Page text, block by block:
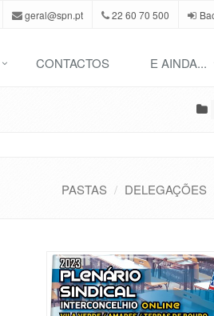
geral@spn.pt 22 60 70 500
CONTACTOS E AINDA...
PASTAS DELEGAÇÕES